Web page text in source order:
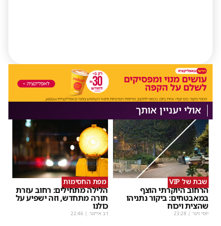
אולי יעניין אותך
שבת של VIP
הרחוב היוקרתי הוצף
במאבטחים: ביקור נתניהו
שהצית ויכוח
יוסי וינר |
23:28
מפת החסימות
הלילה מתחילים: רחוב עזרת
תורה מתחדש, וזה ישפיע על
כולנו
דב אייזנר |
22:46